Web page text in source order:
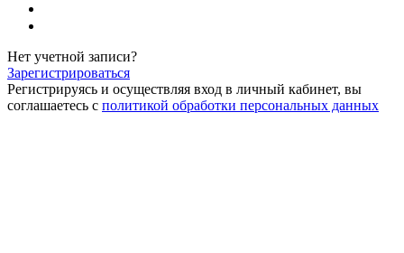
Нет учетной записи?
Зарегистрироваться
Регистрируясь и осуществляя вход в личный кабинет, вы
соглашаетесь с политикой обработки персональных данных